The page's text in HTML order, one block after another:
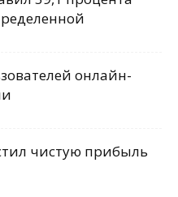
онлайн-
чистую прибыль